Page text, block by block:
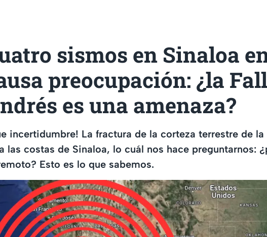
sismos en Sinaloa
preocupación: ¿la
es una amenaza?
incertidumbre! La fractura de la corteza terrestre de la
las costas de Sinaloa, lo cuál nos hace preguntarnos:
Esto es lo que sabemos.